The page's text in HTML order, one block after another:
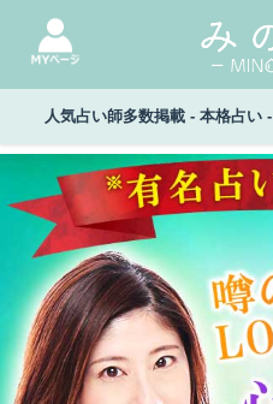
人気占い師多数掲載 - 本格占い -